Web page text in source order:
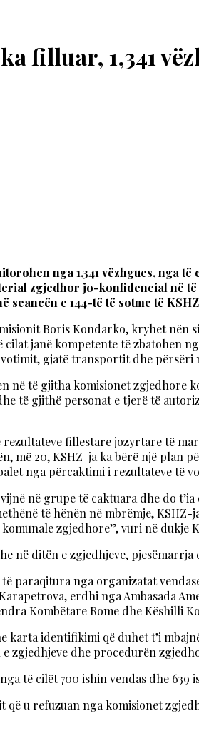
filluar, 1,341
nga 1,341 vëzhgues, nga
zgjedhor jo-konfidencial në
e 144-të të sotme të
Boris Kondarko, kryhet nën
janë kompetente të zbatohen
gjatë transportit dhe përsëri
në të gjitha komisionet
të gjithë personat e tjerë të
rezultateve fillestare jozyrtare të
më 20, KSHZ-ja ka bërë një
nga përcaktimi i rezultateve të
në grupe të caktuara dhe do
të hënën në mbrëmje,
zgjedhore”, vuri në dukje
ditën e zgjedhjeve, pjesëmarrja
paraqitura nga organizatat
erdhi nga Ambasada
Kombëtare Rome dhe
identifikimi që duhet t’i
dhe procedurën
të cilët 700 ishin vendas dhe
që u refuzuan nga komisionet